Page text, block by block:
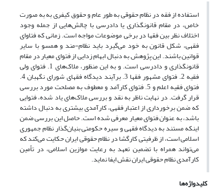
استفاده از فقه در نظام حقوقی به طور عام و حقوق کیفری به به صورت
خاص، در مقام قانونگذاری یا دادرسی با چالش‌هایی از جمله وجود
اختلاف نظر بین فقها در برخی موضوعات مواجه است. زمانی که فتاوای
فقهی، شکل قانون به خود می‌گیرد باید نظام-مند و همسو با سایر
قوانین باشند. این پژوهش به دنبال ابهام زدایی از فتوای معیار در مقام
قانونگذاری و دادرسی است. و به این منظور، ملاک‌های 1. فتوای ولی
فقیه 2. فتوای مشهور فقها 3. برآیند دیدگاه فقهای شورای نگهبان 4.
فتوای فقیه اعلم و 5. فتوای کارآمد و معطوف به مصلحت مورد بررسی
قرار گرفت. در نهایت ناظر به نقد و بررسی ملاک‌های یاد شده، فتوایی
که ضمن برخورداری از اعتبار فقهی، کارآمدی بیشتری به دنبال داشته
باشد، به عنوان فتوای معیار معرفی شده است. حاصل این بررسی ضمن
اینکه مستند به دیدگاه فقهی و سیره حکومتی بنیان‌گذار نظام جمهوری
اسلامی است، از ظرفیتی کارگشا در نظام حقوقی ایران حکایت می‌کند که
می‌تواند همراه با تضمین تعهد به رعایت موازین اسلامی، در تأمین
کارآمدی نظام حقوقی ایران نقش ایفا نماید.
کلیدواژه‌ها